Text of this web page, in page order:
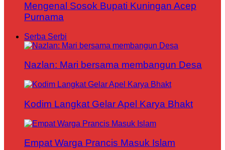
Mengenal Sosok Bupati Kuningan Acep
Purnama
Serba Serbi
Nazlan: Mari bersama membangun Desa
Kodim Langkat Gelar Apel Karya Bhakt
Empat Warga Prancis Masuk Islam